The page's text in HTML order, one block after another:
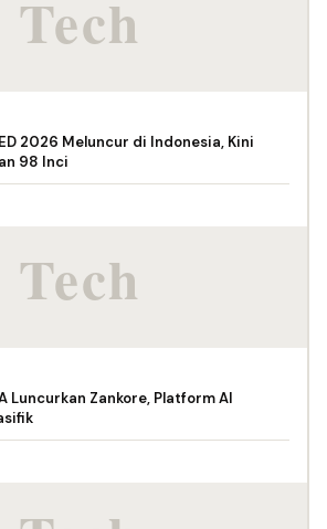
2026 Meluncur di Indonesia, Kini
98 Inci
Luncurkan Zankore, Platform AI